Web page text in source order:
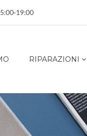
RIPARAZIONI